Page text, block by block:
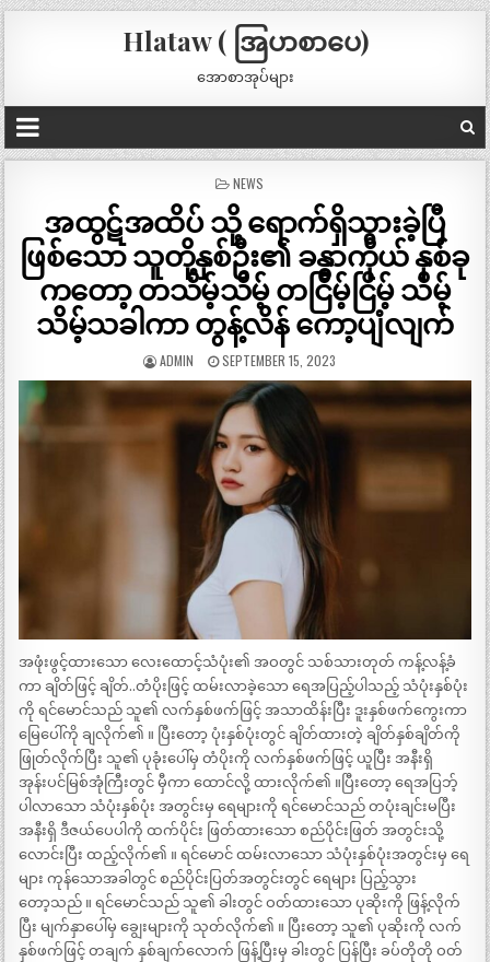
Hlataw ( အြပာစာပေ)
အောစာအုပ်များ
POSTED
IN
NEWS
အထွဋ်အထိပ် သို့ ရောက်ရှိသွားခဲ့ပြီ
ဖြစ်သော သူတို့နှစ်ဦး၏ ခန္ဓာကိုယ် နှစ်ခု
ကတော့ တသိမ့်သိမ့် တငြိမ့်ငြိမ့် သိမ့်
သိမ့်သခါကာ တွန့်လိန် ကော့ပျံလျက်
ADMIN SEPTEMBER 15, 2023
အဖုံးဖွင့်ထားသော လေးထောင့်သံပုံး၏ အဝတွင် သစ်သားတုတ် ကန့်လန့်ခံ
ကာ ချိတ်ဖြင့် ချိတ်..တံပိုးဖြင့် ထမ်းလာခဲ့သော ရေအပြည့်ပါသည့် သံပုံးနှစ်ပုံး
ကို ရင်မောင်သည် သူ၏ လက်နှစ်ဖက်ဖြင့် အသာထိန်းပြီး ဒူးနှစ်ဖက်ကွေးကာ
မြေပေါ်ကို ချလိုက်၏ ။ ပြီးတော့ ပုံးနှစ်ပုံးတွင် ချိတ်ထားတဲ့ ချိတ်နှစ်ချိတ်ကို
ဖြုတ်လိုက်ပြီး သူ၏ ပုခုံးပေါ်မှ တံပိုးကို လက်နှစ်ဖက်ဖြင့် ယူပြီး အနီးရှိ
အုန်းပင်မြစ်အုံကြီးတွင် မှီကာ ထောင်လို့ ထားလိုက်၏ ။ပြီးတော့ ရေအပြဘ့်
ပါလာသော သံပုံးနှစ်ပုံး အတွင်းမှ ရေများကို ရင်မောင်သည် တပုံးချင်းမပြီး
အနီးရှိ ဒီဇယ်ပေပါကို ထက်ပိုင်း ဖြတ်ထားသော စည်ပိုင်းဖြတ် အတွင်းသို့
လောင်းပြီး ထည့်လိုက်၏ ။ ရင်မောင် ထမ်းလာသော သံပုံးနှစ်ပုံးအတွင်းမှ ရေ
များ ကုန်သောအခါတွင် စည်ပိုင်းပြတ်အတွင်းတွင် ရေများ ပြည့်သွား
တော့သည် ။ ရင်မောင်သည် သူ၏ ခါးတွင် ဝတ်ထားသော ပုဆိုးကို ဖြန့်လိုက်
ပြီး မျက်နှာပေါ်မှ ချွေးများကို သုတ်လိုက်၏ ။ ပြီးတော့ သူ၏ ပုဆိုးကို လက်
နှစ်ဖက်ဖြင့် တချက် နှစ်ချက်လောက် ဖြန့်ပြီးမှ ခါးတွင် ပြန်ပြီး ခပ်တိုတို ဝတ်